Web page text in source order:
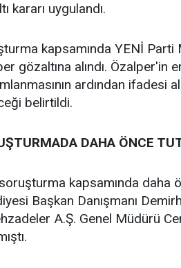
kararı uygulandı.
kapsamında YENİ Parti
gözaltına alındı. Özalper'in
ardından ifadesi
belirtildi.
DAHA ÖNCE
kapsamında daha
Başkan Danışmanı
A.Ş. Genel Müdürü